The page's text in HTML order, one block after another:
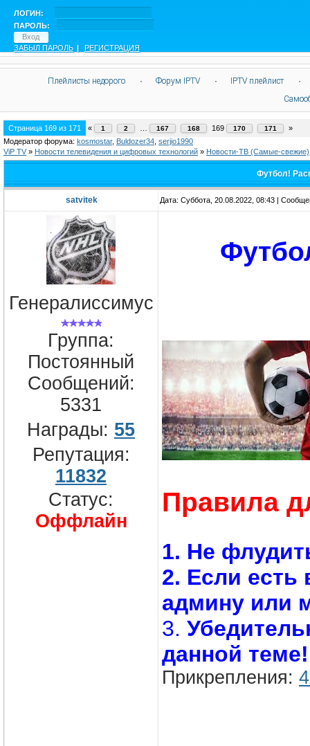
ЛОГИН:
ПАРОЛЬ:
ЗАБЫЛ ПАРОЛЬ | РЕГИСТРАЦИЯ
Плейлисты недорого · Форум IPTV · IPTV плейлист
·
Страница 169 из 171 « 1 2 167 168 169 170 171
»
Модератор форума: kosmostar, Buldozer34 serjio1990
ViP TV » Новости телевидения и цифровых технологий » Новости-ТВ (Самые-свежие)
Футбол!
satvitek Дата: Суббота, 20.08.2022, 08:43 |
Генералиссимус
Группа:
Постоянный
Сообщений:
5331
Награды: 55
Репутация:
11832
Статус:
Оффлайн
Правила
1. Не
2. Если есть
админу или
3.
данной теме!
Прикрепления: